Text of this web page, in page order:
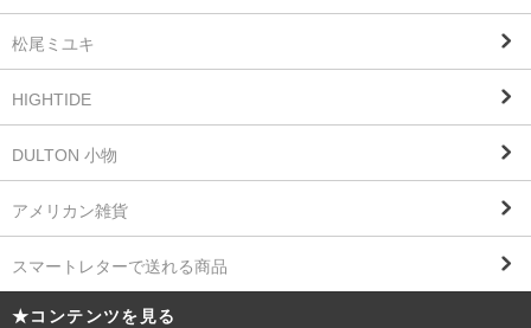
松尾ミユキ
HIGHTIDE
DULTON 小物
アメリカン雑貨
スマートレターで送れる商品
★コンテンツを見る